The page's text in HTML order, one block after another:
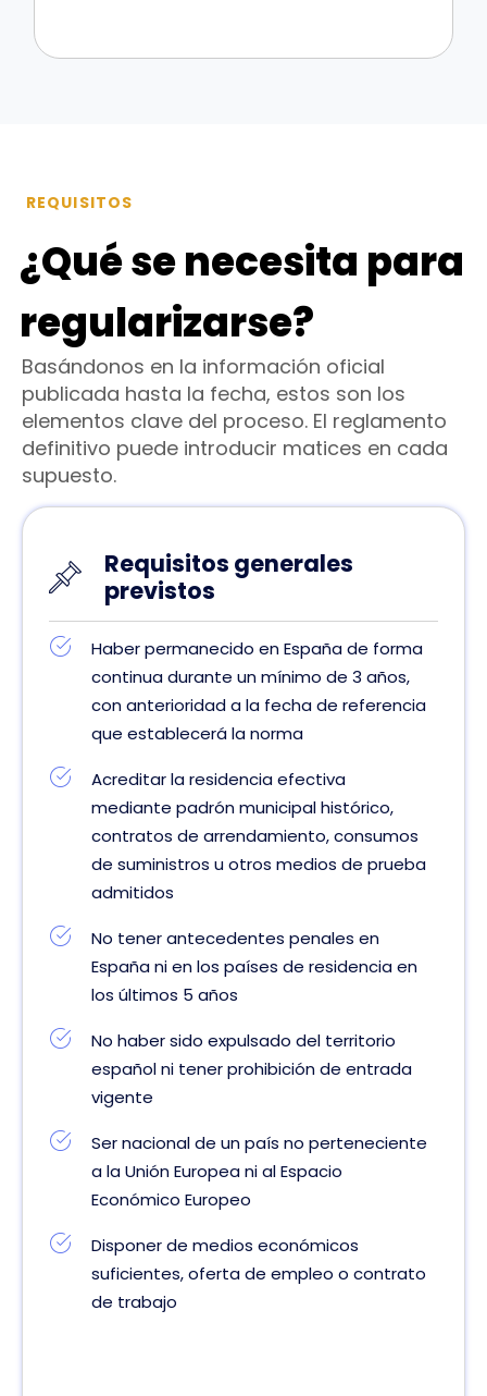
REQUISITOS
¿Qué se necesita para
regularizarse?
Basándonos en la información oficial
publicada hasta la fecha, estos son los
elementos clave del proceso. El reglamento
definitivo puede introducir matices en cada
supuesto.
Requisitos generales
previstos
Haber permanecido en España de forma
continua durante un mínimo de 3 años,
con anterioridad a la fecha de referencia
que establecerá la norma
Acreditar la residencia efectiva
mediante padrón municipal histórico,
contratos de arrendamiento, consumos
de suministros u otros medios de prueba
admitidos
No tener antecedentes penales en
España ni en los países de residencia en
los últimos 5 años
No haber sido expulsado del territorio
español ni tener prohibición de entrada
vigente
Ser nacional de un país no perteneciente
a la Unión Europea ni al Espacio
Económico Europeo
Disponer de medios económicos
suficientes, oferta de empleo o contrato
de trabajo